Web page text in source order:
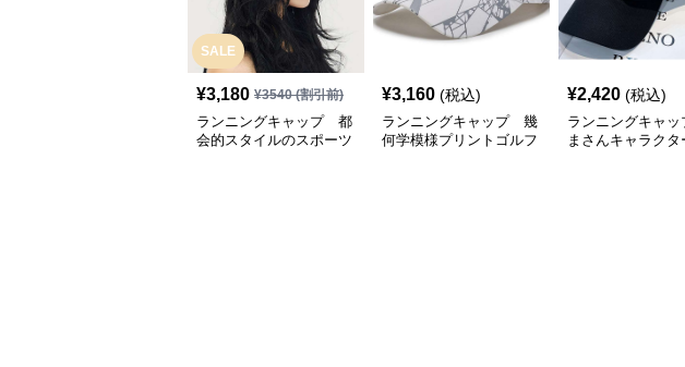
SALE
¥3,180 ¥3540(割引前)
ランニングキャップ 都
会的スタイルのスポーツ
¥3,160 (税込)
ランニングキャップ 幾
何学模様プリントゴルフ
¥2,420 (税込)
ランニングキャ
まさんキャラクタ